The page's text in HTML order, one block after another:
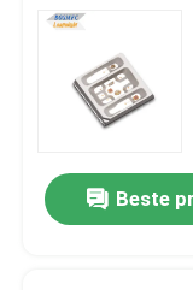
Alle Gevallen
Hoogste SMD-
Zijaanzichtsmd
Beste